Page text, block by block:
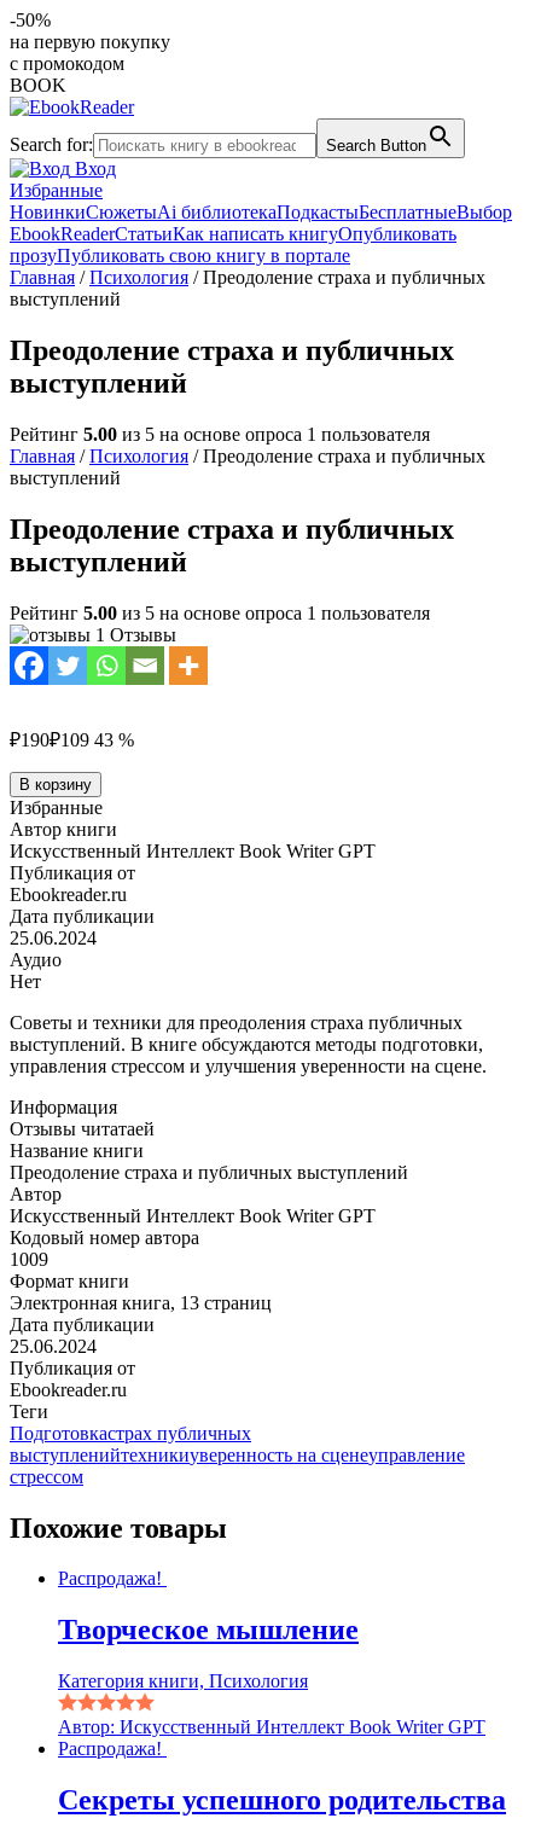
-50%
на первую покупку
с промокодом
BOOK
Search for: Search Button
Вход
Избранные
НовинкиСюжетыAi библиотекаПодкастыБесплатныеВыбор
EbookReaderСтатьиКак написать книгуОпубликовать
прозуПубликовать свою книгу в портале
Главная /Психология / Преодоление страха и публичных
выступлений
Преодоление страха и публичных
выступлений
Рейтинг 5.00 из 5 на основе опроса 1 пользователя
Главная /Психология / Преодоление страха и публичных
выступлений
Преодоление страха и публичных
выступлений
Рейтинг 5.00 из 5 на основе опроса 1 пользователя
1 Отзывы
₽190₽109 43 %
Количество
товара
Преодоление
страха
и
публичных
выступлений
В корзину
Избранные
Автор книги
Искусственный Интеллект Book Writer GPT
Публикация от
Ebookreader.ru
Дата публикации
25.06.2024
Аудио
Нет
Советы и техники для преодоления страха публичных
выступлений. В книге обсуждаются методы подготовки,
управления стрессом и улучшения уверенности на сцене.
Информация
Отзывы читатаей
Название книги
Преодоление страха и публичных выступлений
Автор
Искусственный Интеллект Book Writer GPT
Кодовый номер автора
1009
Формат книги
Электронная книга, 13 страниц
Дата публикации
25.06.2024
Публикация от
Ebookreader.ru
Теги
Подготовкастрах публичных
выступленийтехникиуверенность на сценеуправление
стрессом
Похожие товары
Распродажа!
Творческое мышление
Категория книги, Психология
Автор: Искусственный Интеллект Book Writer GPT
Распродажа!
Секреты успешного родительства